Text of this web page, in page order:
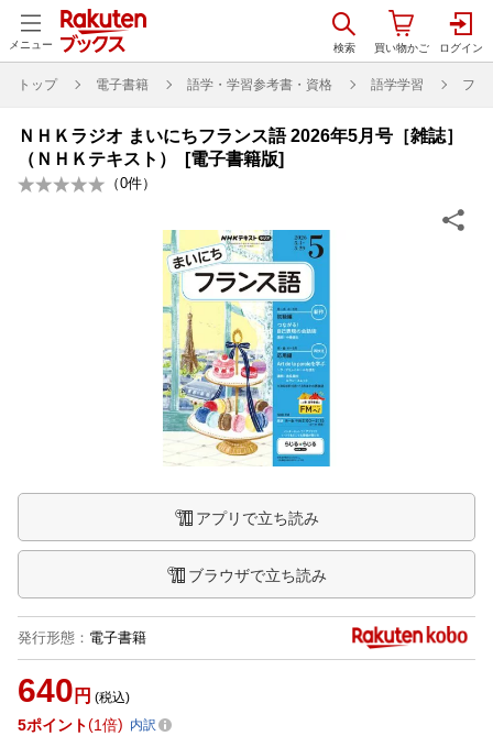
メニュー
トップ 電子書籍 語学・学習参考書・資格 語学学習 フラ
ＮＨＫラジオ まいにちフランス語 2026年5月号［雑誌］
（ＮＨＫテキスト） [電子書籍版]
（0件）
アプリで立ち読み
ブラウザで立ち読み
発行形態 ： 電子書籍
640 円 (税込)
5ポイント 1倍 内訳